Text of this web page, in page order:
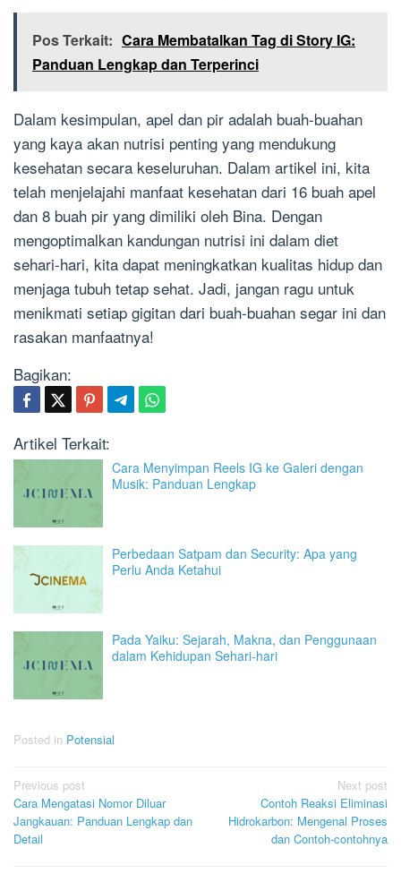
Pos Terkait: Cara Membatalkan Tag di Story IG:
Panduan Lengkap dan Terperinci
Dalam kesimpulan, apel dan pir adalah buah-buahan
yang kaya akan nutrisi penting yang mendukung
kesehatan secara keseluruhan. Dalam artikel ini, kita
telah menjelajahi manfaat kesehatan dari 16 buah apel
dan 8 buah pir yang dimiliki oleh Bina. Dengan
mengoptimalkan kandungan nutrisi ini dalam diet
sehari-hari, kita dapat meningkatkan kualitas hidup dan
menjaga tubuh tetap sehat. Jadi, jangan ragu untuk
menikmati setiap gigitan dari buah-buahan segar ini dan
rasakan manfaatnya!
Bagikan:
Artikel Terkait:
Cara Menyimpan Reels IG ke Galeri dengan
Musik: Panduan Lengkap
Perbedaan Satpam dan Security: Apa yang
Perlu Anda Ketahui
Pada Yaiku: Sejarah, Makna, dan Penggunaan
dalam Kehidupan Sehari-hari
Posted in Potensial
Post
navigation
Previous post
Cara Mengatasi Nomor Diluar
Jangkauan: Panduan Lengkap dan
Detail
Next post
Contoh Reaksi Eliminasi
Hidrokarbon: Mengenal Proses
dan Contoh-contohnya